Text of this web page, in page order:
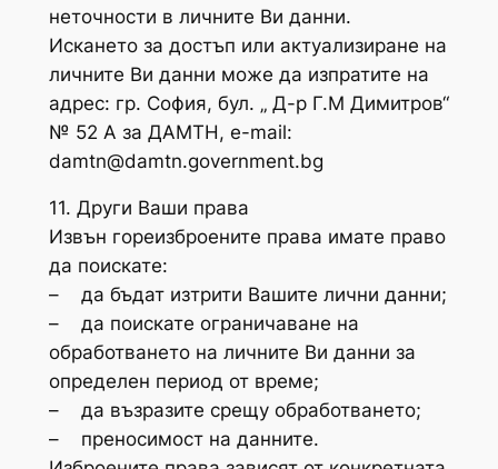
неточности в личните Ви данни.
Искането за достъп или актуализиране на
личните Ви данни може да изпратите на
адрес: гр. София, бул. „ Д-р Г.М Димитров“
№ 52 А за ДАМТН, e-mail:
damtn@damtn.government.bg
11. Други Ваши права
Извън гореизброените права имате право
да поискате:
– да бъдат изтрити Вашите лични данни;
– да поискате ограничаване на
обработването на личните Ви данни за
определен период от време;
– да възразите срещу обработването;
– преносимост на данните.